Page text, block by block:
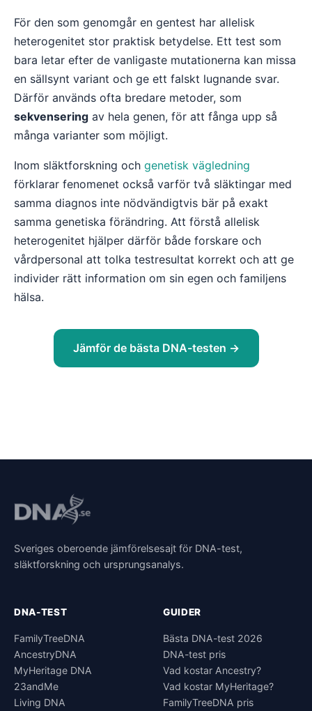
För den som genomgår en gentest har allelisk
heterogenitet stor praktisk betydelse. Ett test som
bara letar efter de vanligaste mutationerna kan missa
en sällsynt variant och ge ett falskt lugnande svar.
Därför används ofta bredare metoder, som
sekvensering av hela genen, för att fånga upp så
många varianter som möjligt.
Inom släktforskning och genetisk vägledning
förklarar fenomenet också varför två släktingar med
samma diagnos inte nödvändigtvis bär på exakt
samma genetiska förändring. Att förstå allelisk
heterogenitet hjälper därför både forskare och
vårdpersonal att tolka testresultat korrekt och att ge
individer rätt information om sin egen och familjens
hälsa.
Jämför de bästa DNA-testen →
Sveriges oberoende jämförelsesajt för DNA-test,
släktforskning och ursprungsanalys.
DNA-TEST
FamilyTreeDNA
AncestryDNA
MyHeritage DNA
23andMe
Living DNA
GUIDER
Bästa DNA-test 2026
DNA-test pris
Vad kostar Ancestry?
Vad kostar MyHeritage?
FamilyTreeDNA pris